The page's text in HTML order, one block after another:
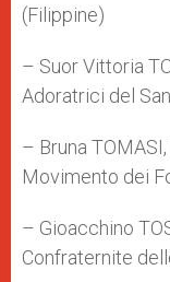
(Filippine)
– Suor Vittoria
Adoratrici del
– Bruna
Movimento dei
– Gioacchino
Confraternite